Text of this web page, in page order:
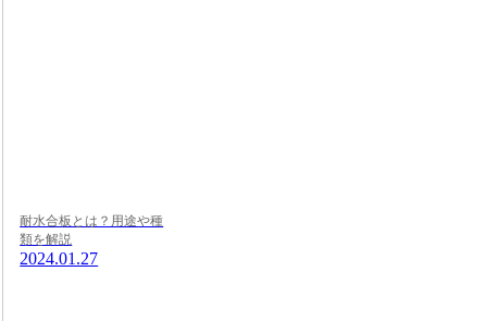
耐水合板とは？用途や種
類を解説
2024.01.27